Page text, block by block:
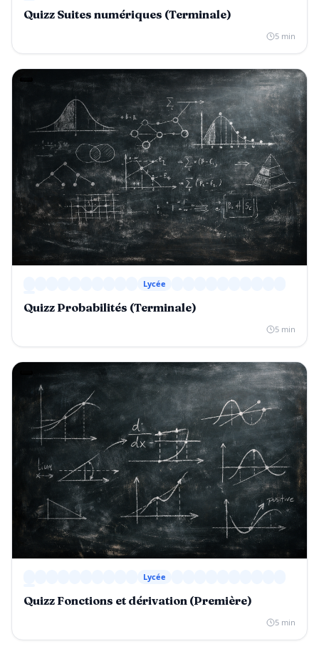
Quizz Suites numériques (Terminale)
5 min
Lycée
Quizz Probabilités (Terminale)
5 min
Lycée
Quizz Fonctions et dérivation (Première)
5 min